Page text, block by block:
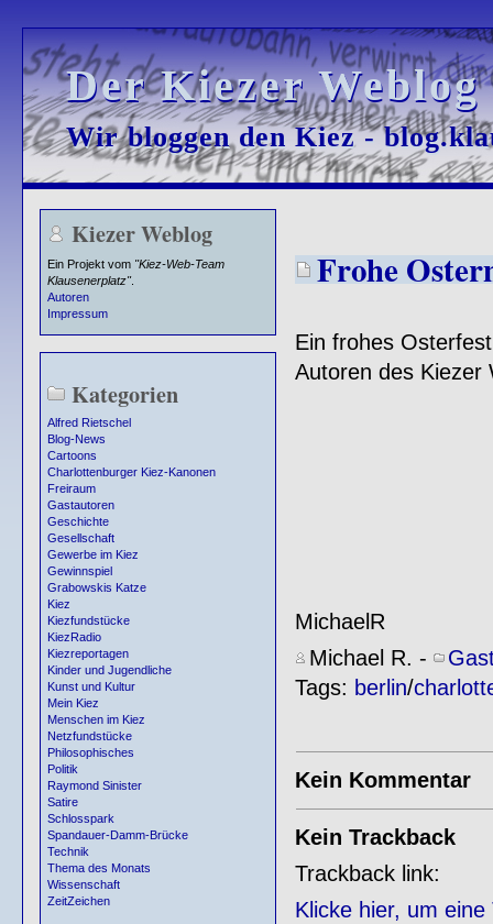
Der Kiezer
Der Kiezer
Wir bloggen den Kiez -
Wir bloggen den Kiez -
Kiezer Weblog
Ein Projekt vom "Kiez-Web-Team
Klausenerplatz".
Autoren
Impressum
Kategorien
Alfred Rietschel
Blog-News
Cartoons
Charlottenburger Kiez-Kanonen
Freiraum
Gastautoren
Geschichte
Gesellschaft
Gewerbe im Kiez
Gewinnspiel
Grabowskis Katze
Kiez
Kiezfundstücke
KiezRadio
Kiezreportagen
Kinder und Jugendliche
Kunst und Kultur
Mein Kiez
Menschen im Kiez
Netzfundstücke
Philosophisches
Politik
Raymond Sinister
Satire
Schlosspark
Spandauer-Damm-Brücke
Technik
Thema des Monats
Wissenschaft
ZeitZeichen
Frohe
Ein frohes
Autoren des Kiezer
MichaelR
Michael R. -
Tags: berlin/
Kein Kommentar
Kein Trackback
Trackback link:
Klicke hier, um